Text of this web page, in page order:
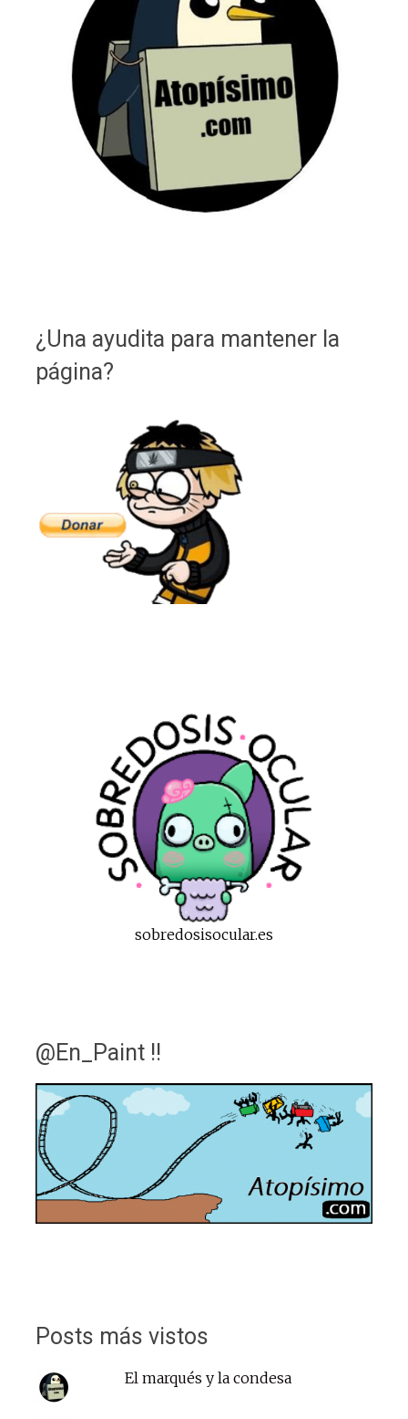
¿Una ayudita para mantener la
página?
sobredosisocular.es
@En_Paint !!
Posts más vistos
El marqués y la condesa